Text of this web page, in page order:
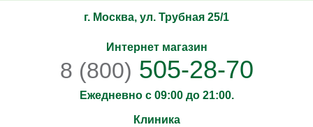
г. Москва, ул. Трубная 25/1
Интернет магазин
8 (800) 505-28-70
Ежедневно с 09:00 до 21:00.
Клиника